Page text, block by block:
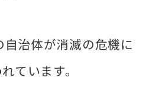
治体が消滅の危機に
ています。